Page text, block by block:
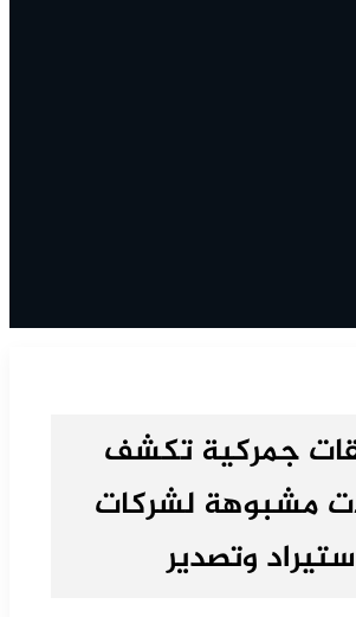
جمركية تكشف
مشبوهة لشركات
وتصدير